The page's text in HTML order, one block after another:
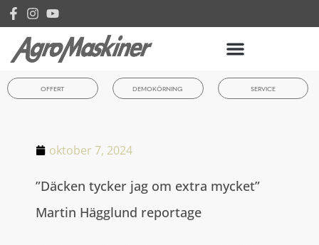
OFFERT DEMOKÖRNING SERVICE
oktober 7, 2024
”Däcken tycker jag om extra mycket”
Martin Hägglund reportage